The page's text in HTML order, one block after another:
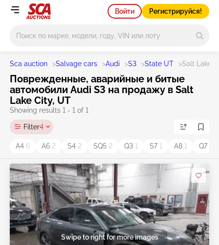
Войти Регистрируйся!
Sca auction >Salvage cars >Audi >S3 >State UT >Salt Lake
Поврежденные, аварийные и битые
автомобили Audi S3 на продажу в Salt
Lake City, UT
Showing results 1 - 1 of 1
Filter4
A4 6 A6 2 S4 2 SQ5 2 Q3 1 S7 1 A8 1 Q7
Swipe to right for more images